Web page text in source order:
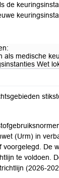
de
als medische
Wet
(Urm) in
De
te voldoen.
(2026-